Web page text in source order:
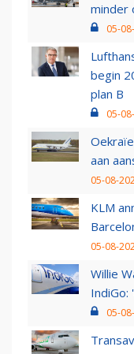
minder
05-
begin
plan B
05-
aan
05-08-
KLM
05-08-
Willie
IndiGo:
05-